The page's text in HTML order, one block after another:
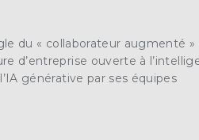
du « collaborateur augmenté »
d’entreprise ouverte à
générative par ses équipes